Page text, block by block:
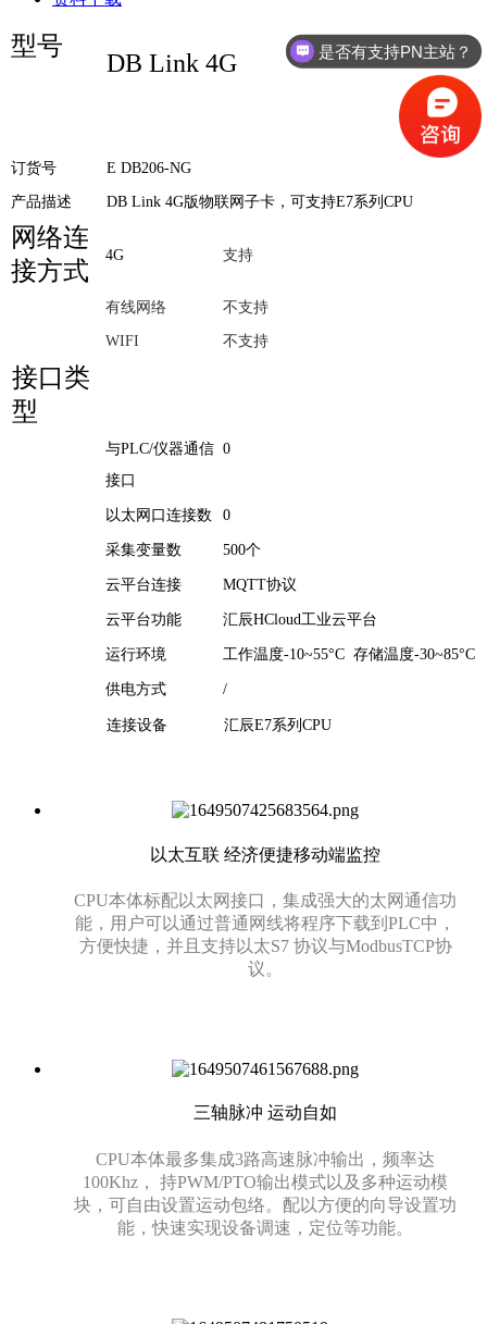
型号
DB Link 4G
订货号 E DB206-NG
产品描述 DB Link 4G版物联网子卡，可支持E7系列CPU
网络连
接方式
4G 支持
有线网络 不支持
WIFI 不支持
接口类
型
与PLC/仪器通信
接口
0
以太网口连接数 0
采集变量数 500个
云平台连接 MQTT协议
云平台功能 汇辰HCloud工业云平台
运行环境 工作温度-10~55°C 存储温度-30~85°C
供电方式 /
连接设备 汇辰E7系列CPU
以太互联 经济便捷移动端监控
CPU本体标配以太网接口，集成强大的太网通信功
能，用户可以通过普通网线将程序下载到PLC中，
方便快捷，并且支持以太S7 协议与ModbusTCP协
议。
三轴脉冲 运动自如
CPU本体最多集成3路高速脉冲输出，频率达
100Khz， 持PWM/PTO输出模式以及多种运动模
块，可自由设置运动包络。配以方便的向导设置功
能，快速实现设备调速，定位等功能。
是否有支持PN主站？